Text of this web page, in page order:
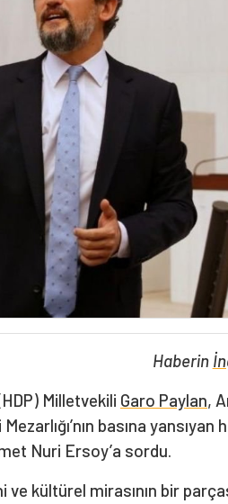
Haberin
Milletvekili Garo Paylan,
basına
Nuri Ersoy’a sordu.
ve kültürel mirasının bir